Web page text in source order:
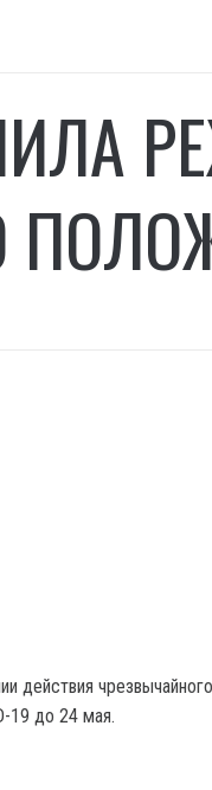
действия чрезвычайного
19 до 24 мая.